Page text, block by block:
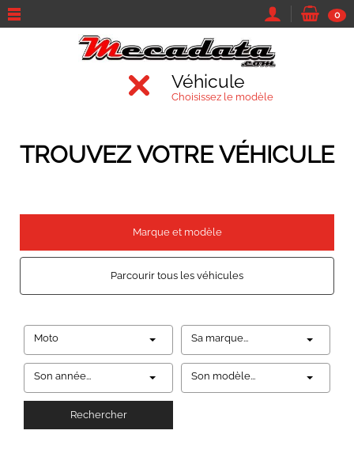
0
Véhicule
Choisissez le modèle
TROUVEZ VOTRE VÉHICULE
Marque et modèle
Parcourir tous les véhicules
Moto Sa marque...
Son année... Son modèle...
Rechercher